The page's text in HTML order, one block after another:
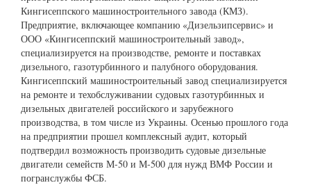
Кингисеппского машиностроительного завода (КМЗ).
Предприятие, включающее компанию «Дизельзипсервис» и
ООО «Кингисеппский машиностроительный завод»,
специализируется на производстве, ремонте и поставках
дизельного, газотурбинного и палубного оборудования.
Кингисеппский машиностроительный завод специализируется
на ремонте и техобслуживании судовых газотурбинных и
дизельных двигателей российского и зарубежного
производства, в том числе из Украины. Осенью прошлого года
на предприятии прошел комплексный аудит, который
подтвердил возможность производить судовые дизельные
двигатели семейств М-50 и М-500 для нужд ВМФ России и
погранслужбы ФСБ.